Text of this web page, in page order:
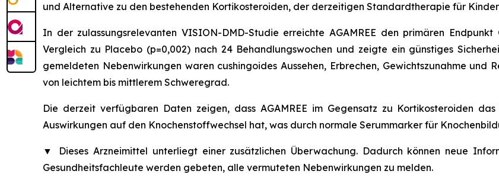
und Alternative zu den bestehenden Kortikosteroiden, der derzeitigen Standardtherapie für
In der zulassungsrelevanten VISION-DMD-Studie erreichte AGAMREE den primären
Vergleich zu Placebo (p=0,002) nach 24 Behandlungswochen und zeigte ein günstiges
gemeldeten Nebenwirkungen waren cushingoides Aussehen, Erbrechen, Gewichtszunahme
von leichtem bis mittlerem Schweregrad.
Die derzeit verfügbaren Daten zeigen, dass AGAMREE im Gegensatz zu Kortikosteroiden
Auswirkungen auf den Knochenstoffwechsel hat, was durch normale Serummarker für
▼
Dieses Arzneimittel unterliegt einer zusätzlichen Überwachung. Dadurch können neue
Gesundheitsfachleute werden gebeten, alle vermuteten Nebenwirkungen zu melden.